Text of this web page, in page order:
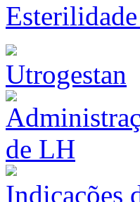
Utrogestan
Indicações